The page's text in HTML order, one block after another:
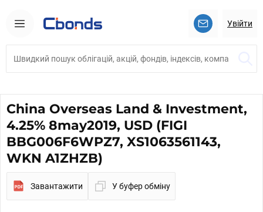
Увійти
China Overseas Land & Investment,
4.25% 8may2019, USD (FIGI
BBG006F6WPZ7, XS1063561143,
WKN A1ZHZB)
Завантажити У буфер обміну